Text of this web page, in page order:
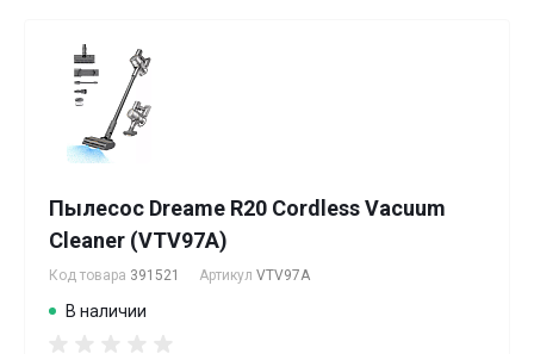
Пылесос Dreame R20 Cordless Vacuum
Cleaner (VTV97A)
Код товара 391521 Артикул VTV97A
В наличии